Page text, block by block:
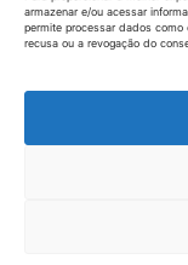
armazenar e/ou acessar
permite processar dados como
recusa ou a revogação do
Nenhum
© 2026